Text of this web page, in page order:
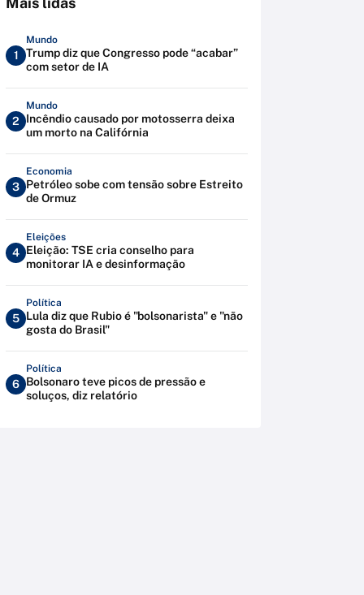
1
Mundo
Trump diz que Congresso pode “acabar”
com setor de IA
2
Mundo
Incêndio causado por motosserra deixa
um morto na Califórnia
3
Economia
Petróleo sobe com tensão sobre Estreito
de Ormuz
4
Eleições
Eleição: TSE cria conselho para
monitorar IA e desinformação
5
Política
Lula diz que Rubio é "bolsonarista" e "não
gosta do Brasil"
6
Política
Bolsonaro teve picos de pressão e
soluços, diz relatório